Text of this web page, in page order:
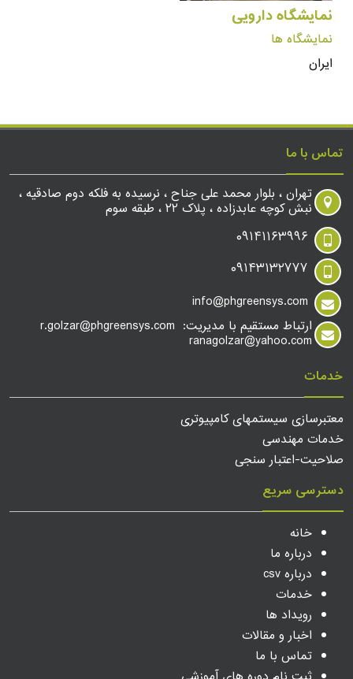
نمایشگاه دارویی
نمایشگاه ها
ایران
تماس با ما
تهران ، بلوار محمد علی جناح ، نرسیده به فلکه دوم صادقیه ،
نبش کوچه عابدزاده ، پلاک ۲۲ ، طبقه سوم
۰۹۱۴۱۱۶۳۹۹۶
۰۹۱۴۳۱۳۲۷۷۷
info@phgreensys.com
ارتباط مستقیم با مدیریت: r.golzar@phgreensys.com
ranagolzar@yahoo.com
خدمات
معتبرسازی سیستمهای کامپیوتری
خدمات مهندسی
صلاحیت-اعتبار سنجی
دسترسی سریع
خانه
درباره ما
درباره csv
خدمات
رویداد ها
اخبار و مقالات
تماس با ما